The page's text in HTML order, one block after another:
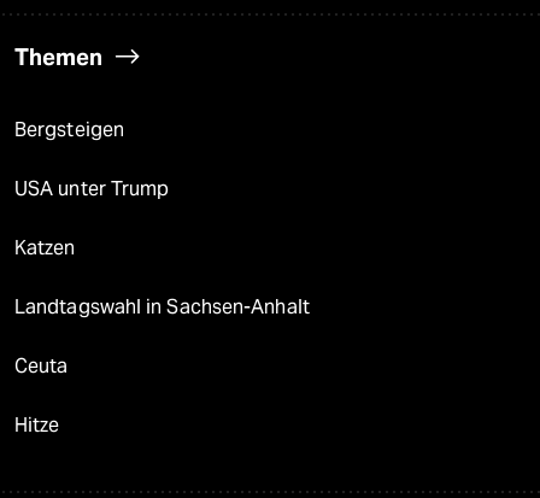
Themen
Bergsteigen
USA unter Trump
Katzen
Landtagswahl in Sachsen-Anhalt
Ceuta
Hitze